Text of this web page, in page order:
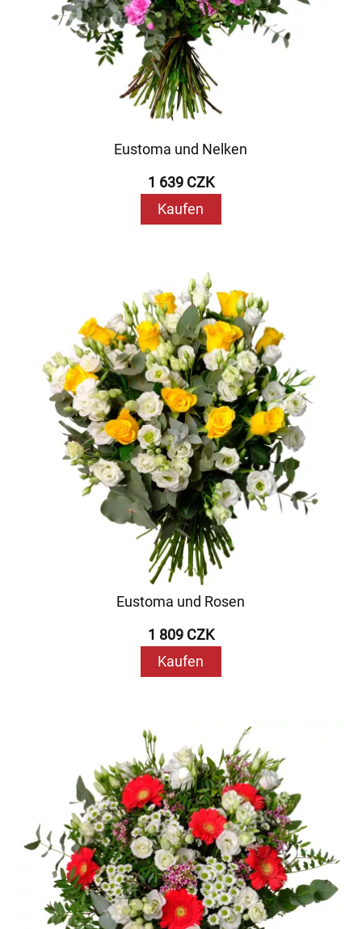
Eustoma und Nelken
1 639 CZK
Kaufen
Eustoma und Rosen
1 809 CZK
Kaufen